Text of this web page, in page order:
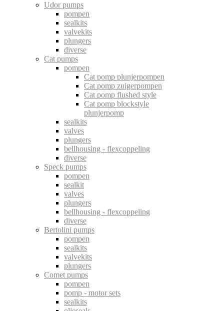
Udor pumps
pompen
sealkits
valvekits
plungers
diverse
Cat pumps
pompen
Cat pomp plunjerpompen
Cat pomp zuigerpompen
Cat pomp flushed style
Cat pomp blockstyle
plunjerpomp
sealkits
valves
plungers
bellhousing - flexcoppeling
diverse
Speck pumps
pompen
sealkit
valves
plungers
bellhousing - flexcoppeling
diverse
Bertolini pumps
pompen
sealkits
valvekits
plungers
Comet pumps
pompen
pomp - motor sets
sealkits